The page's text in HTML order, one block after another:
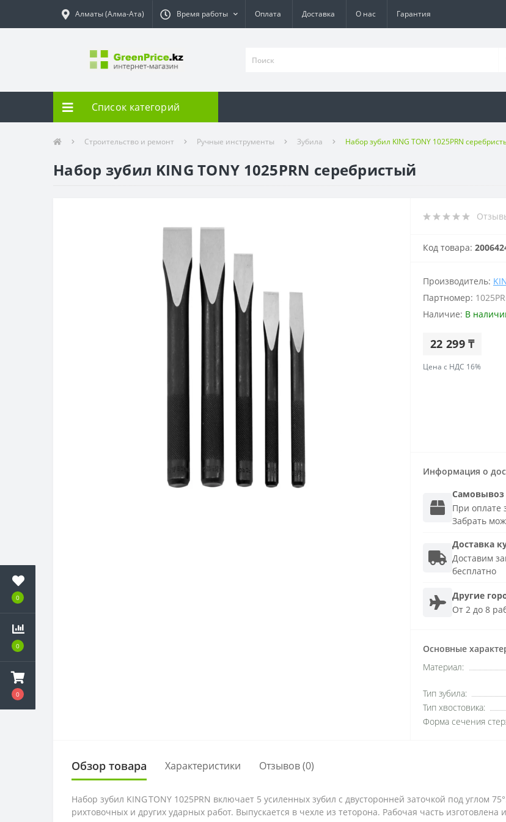
0
0
0
Алматы (Алма-Ата) Время работы Оплата Доставка О нас Гарантия
Список категорий
Строительство и ремонт Ручные инструменты Зубила Набор зубил KING TONY 1025PRN
Набор зубил KING TONY 1025PRN серебристый
Код товара:
Производитель:
Партномер:
Наличие: В
22 299 ₸
Цена с НДС 16%
Информация о
При оплате
Забрать
Доставка
Доставим
бесплатно
Другие
От 2 до 8
Основные
Материал:
Тип зубила:
Тип хвостовика:
Форма сечения
Обзор товара Характеристики Отзывов (0)
Набор зубил KING TONY 1025PRN включает 5 усиленных зубил с двусторонней заточкой под
рихтовочных и других ударных работ. Выпускается в чехле из теторона. Рабочая часть